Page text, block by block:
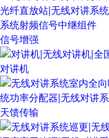
信号增强
对讲机
天馈传输